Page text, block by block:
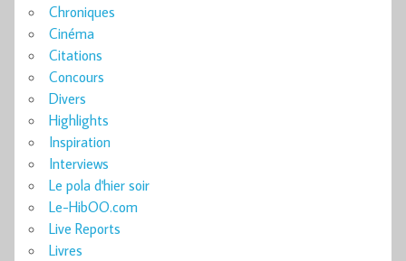
Chroniques
Cinéma
Citations
Concours
Divers
Highlights
Inspiration
Interviews
Le pola d'hier soir
Le-HibOO.com
Live Reports
Livres